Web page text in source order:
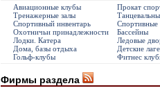
Авиационные клубы
Прокат
Тренажерные залы
Спортивный инвентарь
Спортивные
Охотничьи принадлежности
Бассейны
Лодки. Катера
Ледовые
Дома, базы отдыха
Детские
Гольф-клубы
Фитнес
Фирмы раздела